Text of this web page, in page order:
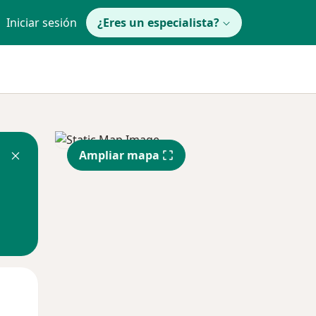
Iniciar sesión ¿Eres un especialista?
Ampliar mapa